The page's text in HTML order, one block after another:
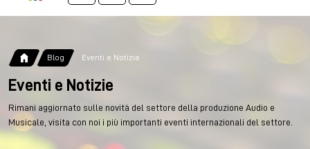
Blog Eventi e Notizie
Eventi e Notizie
Rimani aggiornato sulle novità del settore della produzione Audio e
Musicale, visita con noi i più importanti eventi internazionali del settore.